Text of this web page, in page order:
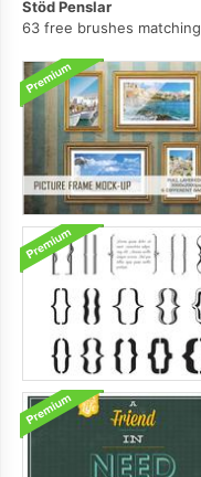
Stöd Penslar
63 free brushes matching